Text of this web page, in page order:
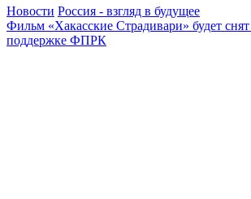
Новости Россия - взгляд в будущее
Фильм «Хакасские Страдивари» будет
поддержке ФПРК